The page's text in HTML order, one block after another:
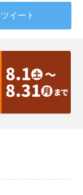
ツイート